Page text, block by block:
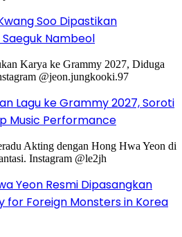
Soo Dipastikan
Nambeol
Lagu ke Grammy 2027, Soroti
Music Performance
Yeon Resmi Dipasangkan
for Foreign Monsters in Korea